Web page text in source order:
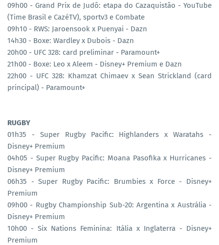
09h00 - Grand Prix de Judô: etapa do Cazaquistão - YouTube
(Time Brasil e CazéTV), sportv3 e Combate
09h10 - RWS: Jaroensook x Puenyai - Dazn
14h30 - Boxe: Wardley x Dubois - Dazn
20h00 - UFC 328: card preliminar - Paramount+
21h00 - Boxe: Leo x Aleem - Disney+ Premium e Dazn
22h00 - UFC 328: Khamzat Chimaev x Sean Strickland (card
principal) - Paramount+
RUGBY
01h35 - Super Rugby Pacific: Highlanders x Waratahs -
Disney+ Premium
04h05 - Super Rugby Pacific: Moana Pasofika x Hurricanes -
Disney+ Premium
06h35 - Super Rugby Pacific: Brumbies x Force - Disney+
Premium
09h00 - Rugby Championship Sub-20: Argentina x Austrália -
Disney+ Premium
10h00 - Six Nations Feminina: Itália x Inglaterra - Disney+
Premium